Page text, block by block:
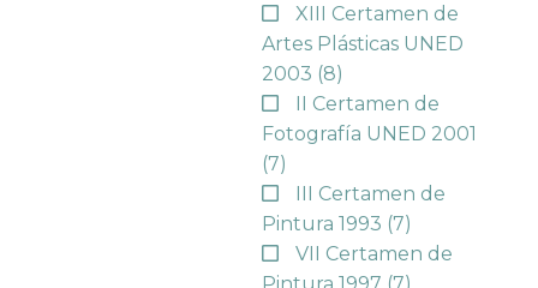
XIII Certamen de
Artes Plásticas UNED
2003 (8)
II Certamen de
Fotografía UNED 2001
(7)
III Certamen de
Pintura 1993 (7)
VII Certamen de